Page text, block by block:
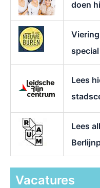
doen
special
Lees
Lees
Vacatures